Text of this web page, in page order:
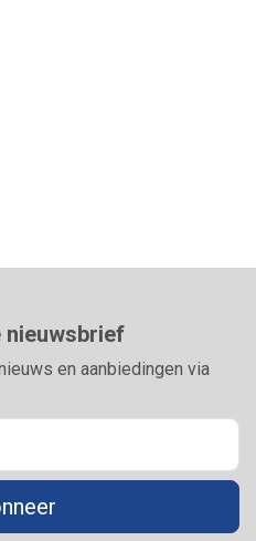
nieuwsbrief
en aanbiedingen via